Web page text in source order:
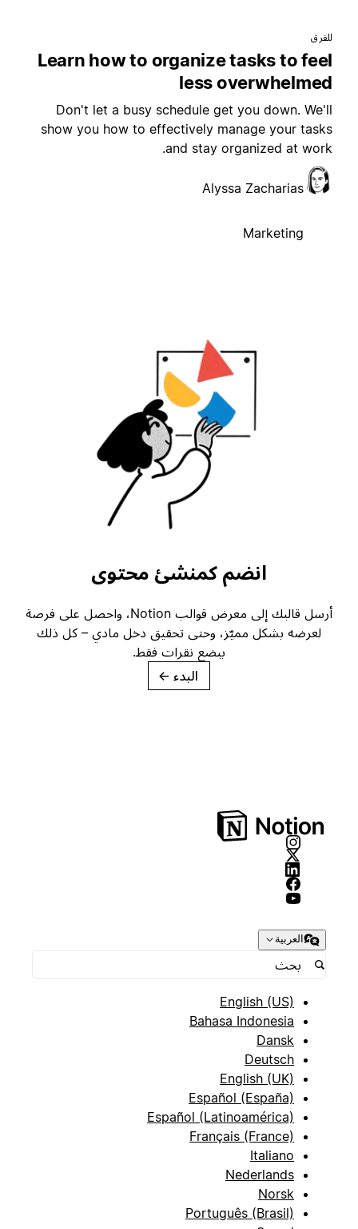
Learn how to organize tasks to
less
Don't let a busy schedule get you down.
show you how to effectively manage your
and stay organized at
Alyssa Zacharias
Marketing
انضم كمنشئ محتوى
أرسل قالبك إلى معرض قوالب Notion، واحصل على فرصة
لعرضه بشكل مميّز، وحتى تحقيق دخل مادي – كل ذلك
ببضع نقرات فقط.
→
العربية
English (US)
Bahasa Indonesia
Dansk
Deutsch
English (UK)
Español (España)
Español (Latinoamérica)
Français (France)
Italiano
Nederlands
Norsk
Português (Brasil)